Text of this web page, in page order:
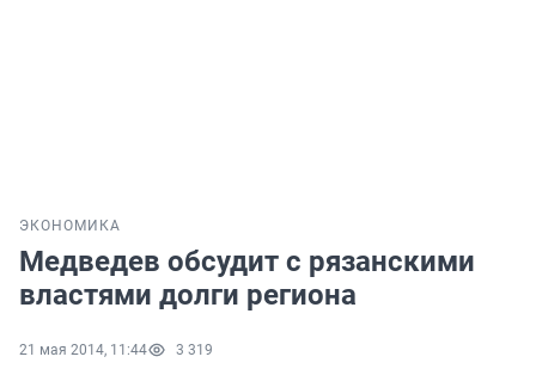
ЭКОНОМИКА
Медведев обсудит с рязанскими
властями долги региона
21 мая 2014, 11:44 3 319